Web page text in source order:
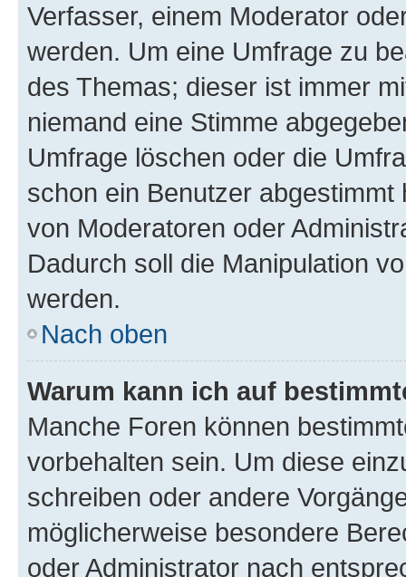
Verfasser, einem Moderator
werden. Um eine Umfrage zu
des Themas; dieser ist immer
niemand eine Stimme
Umfrage löschen oder die
schon ein Benutzer
von Moderatoren oder
Dadurch soll die Manipulation
werden.
Nach oben
Warum kann ich auf
Manche Foren können
vorbehalten sein. Um diese
schreiben oder andere
möglicherweise besondere
oder Administrator nach